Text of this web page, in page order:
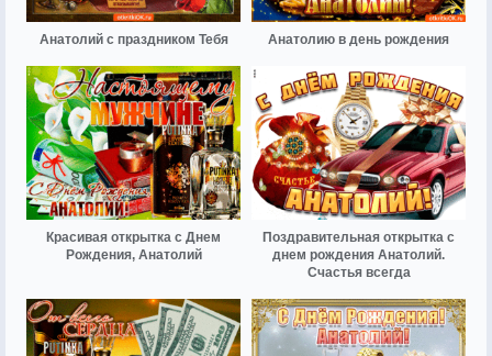
Анатолий с праздником Тебя Анатолию в день рождения
Красивая открытка с Днем
Рождения, Анатолий
Поздравительная открытка с
днем рождения Анатолий.
Счастья всегда